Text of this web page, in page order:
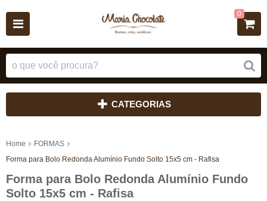
0
CATEGORIAS
Home
FORMAS
Forma para Bolo Redonda Alumínio Fundo Solto 15x5 cm - Rafisa
Forma para Bolo Redonda Alumínio Fundo
Solto 15x5 cm - Rafisa